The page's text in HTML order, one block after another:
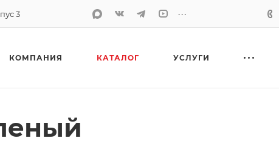
3 ...
КОМПАНИЯ КАТАЛОГ УСЛУГИ